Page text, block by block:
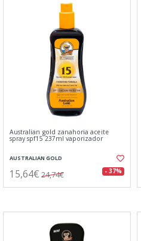
Australian gold zanahoria aceite
spray spf15 237ml vaporizador
AUSTRALIAN GOLD
15,64€ 24,74€ - 37%